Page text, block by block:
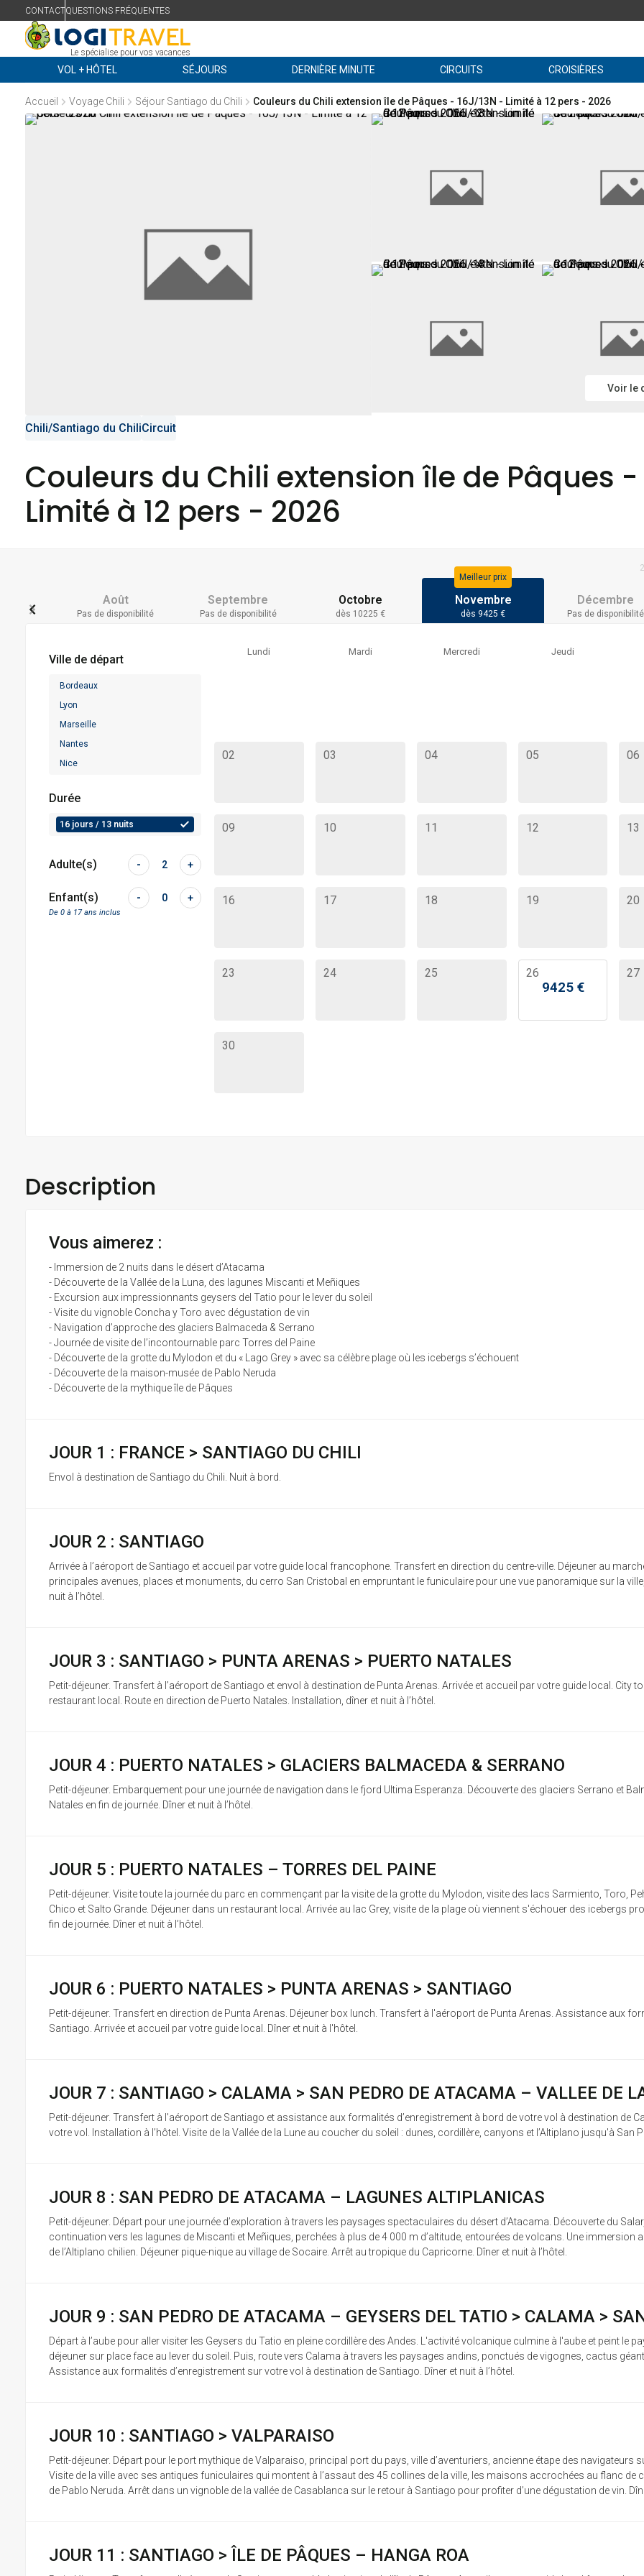
CONTACTQUESTIONS FRÉQUENTES
Le spécialise pour vos vacances
VOL + HÔTEL SÉJOURS DERNIÈRE MINUTE CIRCUITS CROISIÈRES
Accueil Voyage Chili Séjour Santiago du Chili Couleurs du Chili extension île de Pâques - 16J/13N - Limité à 12 pers - 2026
Voir le
Chili/Santiago du ChiliCircuit
Couleurs du Chili extension île de Pâques -
Limité à 12 pers - 2026
Août
Pas de disponibilité
Septembre
Pas de disponibilité
Octobre
dès 10225 €
Meilleur prix
Novembre
dès 9425 €
Décembre
Pas de disponibilité
Ville de départ
Bordeaux
Lyon
Marseille
Nantes
Nice
Toulouse
Durée
16 jours / 13 nuits
Adulte(s) - 2 +
Enfant(s) - 0 +
De 0 à 17 ans inclus
Lundi Mardi Mercredi Jeudi
02 03 04 05 06
09 10 11 12 13
16 17 18 19 20
23 24 25 26
9425€
27
30
Description
Vous aimerez :
- Immersion de 2 nuits dans le désert d’Atacama
- Découverte de la Vallée de la Luna, des lagunes Miscanti et Meñiques
- Excursion aux impressionnants geysers del Tatio pour le lever du soleil
- Visite du vignoble Concha y Toro avec dégustation de vin
- Navigation d’approche des glaciers Balmaceda & Serrano
- Journée de visite de l’incontournable parc Torres del Paine
- Découverte de la grotte du Mylodon et du « Lago Grey » avec sa célèbre plage où les icebergs s’échouent
- Découverte de la maison-musée de Pablo Neruda
- Découverte de la mythique île de Pâques
JOUR 1 : FRANCE > SANTIAGO DU CHILI
Envol à destination de Santiago du Chili. Nuit à bord.
JOUR 2 : SANTIAGO
Arrivée à l’aéroport de Santiago et accueil par votre guide local francophone. Transfert en direction du centre-ville. Déjeuner au
principales avenues, places et monuments, du cerro San Cristobal en empruntant le funiculaire pour une vue panoramique sur la
nuit à l’hôtel.
JOUR 3 : SANTIAGO > PUNTA ARENAS > PUERTO NATALES
Petit-déjeuner. Transfert à l’aéroport de Santiago et envol à destination de Punta Arenas. Arrivée et accueil par votre guide local. City
restaurant local. Route en direction de Puerto Natales. Installation, dîner et nuit à l’hôtel.
JOUR 4 : PUERTO NATALES > GLACIERS BALMACEDA & SERRANO
Petit-déjeuner. Embarquement pour une journée de navigation dans le fjord Ultima Esperanza. Découverte des glaciers Serrano et
Natales en fin de journée. Dîner et nuit à l’hôtel.
JOUR 5 : PUERTO NATALES – TORRES DEL PAINE
Petit-déjeuner. Visite toute la journée du parc en commençant par la visite de la grotte du Mylodon, visite des lacs Sarmiento, Toro,
Chico et Salto Grande. Déjeuner dans un restaurant local. Arrivée au lac Grey, visite de la plage où viennent s'échouer des icebergs
fin de journée. Dîner et nuit à l’hôtel.
JOUR 6 : PUERTO NATALES > PUNTA ARENAS > SANTIAGO
Petit-déjeuner. Transfert en direction de Punta Arenas. Déjeuner box lunch. Transfert à l'aéroport de Punta Arenas. Assistance aux
Santiago. Arrivée et accueil par votre guide local. Dîner et nuit à l'hôtel.
JOUR 7 : SANTIAGO > CALAMA > SAN PEDRO DE ATACAMA – VALLEE DE
Petit-déjeuner. Transfert à l'aéroport de Santiago et assistance aux formalités d’enregistrement à bord de votre vol à destination de
votre vol. Installation à l’hôtel. Visite de la Vallée de la Lune au coucher du soleil : dunes, cordillère, canyons et l’Altiplano jusqu'à San
JOUR 8 : SAN PEDRO DE ATACAMA – LAGUNES ALTIPLANICAS
Petit-déjeuner. Départ pour une journée d’exploration à travers les paysages spectaculaires du désert d’Atacama. Découverte du
continuation vers les lagunes de Miscanti et Meñiques, perchées à plus de 4 000 m d’altitude, entourées de volcans. Une
de l’Altiplano chilien. Déjeuner pique-nique au village de Socaire. Arrêt au tropique du Capricorne. Dîner et nuit à l’hôtel.
JOUR 9 : SAN PEDRO DE ATACAMA – GEYSERS DEL TATIO > CALAMA >
Départ à l’aube pour aller visiter les Geysers du Tatio en pleine cordillère des Andes. L'activité volcanique culmine à l'aube et peint le
déjeuner sur place face au lever du soleil. Puis, route vers Calama à travers les paysages andins, ponctués de vigognes, cactus
Assistance aux formalités d’enregistrement sur votre vol à destination de Santiago. Dîner et nuit à l’hôtel.
JOUR 10 : SANTIAGO > VALPARAISO
Petit-déjeuner. Départ pour le port mythique de Valparaiso, principal port du pays, ville d’aventuriers, ancienne étape des navigateurs
Visite de la ville avec ses antiques funiculaires qui montent à l’assaut des 45 collines de la ville, les maisons accrochées au flanc
de Pablo Neruda. Arrêt dans un vignoble de la vallée de Casablanca sur le retour à Santiago pour profiter d’une dégustation de vin.
JOUR 11 : SANTIAGO > ÎLE DE PÂQUES – HANGA ROA